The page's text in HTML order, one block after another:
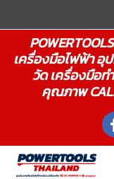
เครื่องมือไฟฟ้า อุ
วัด เครื่องมือท
คุณภาพ